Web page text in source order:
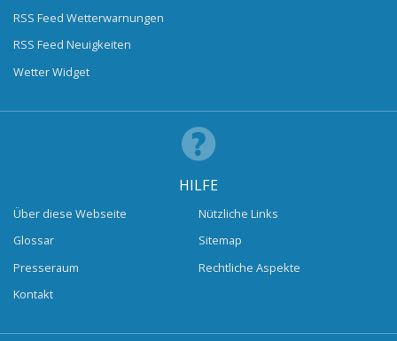
RSS Feed Wetterwarnungen
RSS Feed Neuigkeiten
Wetter Widget
HILFE
Über diese Webseite
Glossar
Presseraum
Kontakt
Nützliche Links
Sitemap
Rechtliche Aspekte